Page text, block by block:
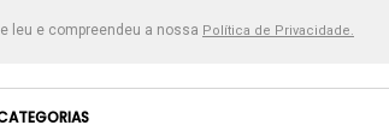
leu e compreendeu a nossa Política de Privacidade.